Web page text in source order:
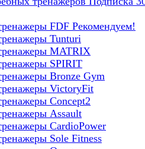
FDF Рекомендуем!
Tunturi
MATRIX
SPIRIT
Bronze Gym
VictoryFit
Concept2
Assault
CardioPower
Sole Fitness